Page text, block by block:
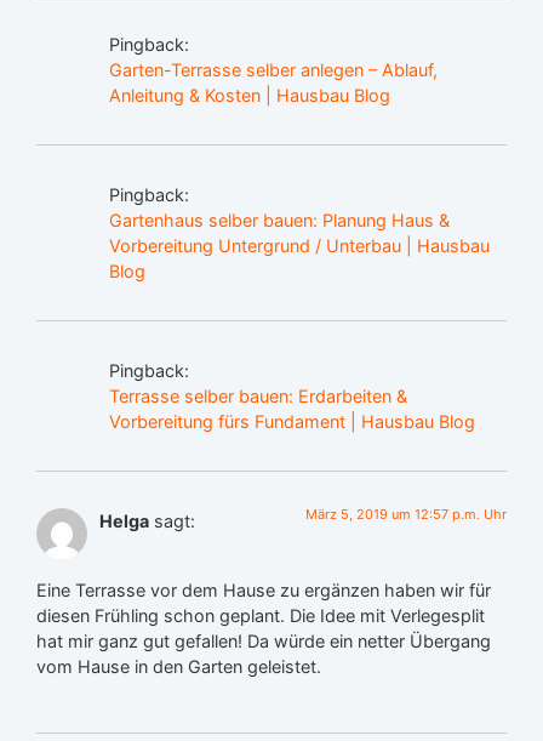
Pingback:
Garten-Terrasse selber anlegen – Ablauf,
Anleitung & Kosten | Hausbau Blog
Pingback:
Gartenhaus selber bauen: Planung Haus &
Vorbereitung Untergrund / Unterbau | Hausbau
Blog
Pingback:
Terrasse selber bauen: Erdarbeiten &
Vorbereitung fürs Fundament | Hausbau Blog
Helga sagt: März 5, 2019 um 12:57 p.m. Uhr
Eine Terrasse vor dem Hause zu ergänzen haben wir für
diesen Frühling schon geplant. Die Idee mit Verlegesplit
hat mir ganz gut gefallen! Da würde ein netter Übergang
vom Hause in den Garten geleistet.